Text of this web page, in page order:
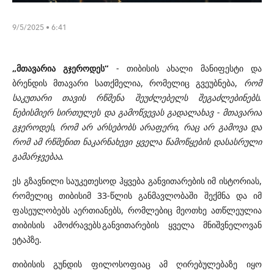
9/5/2025 • 6:41
„მთავარია გჯეროდეს“ - თიბისის ახალი მანიფესტი და
ბრენდის მთავარი სათქმელია, რომელიც გვეუბნება, რომ
საკუთარი თავის რწმენა შეუძლებელს შეგაძლებინებს.
ნებისმიერ სირთულეს და გამოწვევას გადალახავ - მთავარია
გჯეროდეს, რომ არ არსებობს არაფერი, რაც არ გამოვა და
რომ ამ რწმენით ნაკარნახევი ყველა წამოწყების დასასრული
გამარჯვებაა.
ეს გზავნილი საუკეთესოდ ჰყვება განვითარების იმ ისტორიას,
რომელიც თიბისიმ 33-წლის განმავლობაში შექმნა და იმ
ფასეულობებს აერთიანებს, რომლებიც მეოთხე ათწლეულია
თიბისის ამოძრავებს განვითარების ყველა მნიშვნელოვან
ეტაპზე.
თიბისის გუნდის ფილოსოფიაც ამ ღირებულებაზე იყო